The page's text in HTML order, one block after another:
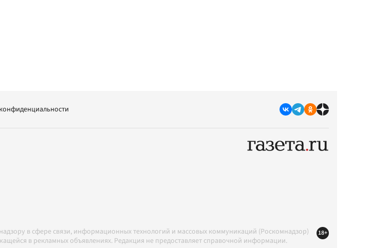
в сфере связи, информационных технологий и массовых коммуникаций (Роскомнадзор)
в рекламных объявлениях. Редакция не предоставляет справочной информации.
18+